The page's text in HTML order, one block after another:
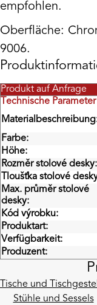
empfohlen.
Oberfläche:
9006.
Technische Parameter
Produkt auf Anfrage
Farbe:
Höhe:
Rozměr stolové desky:
Tloušťka stolové
Max. průměr stolové
desky:
Kód výrobku:
Produktart:
Verfügbarkeit:
Produzent:
Tische und
Stühle und Sessels